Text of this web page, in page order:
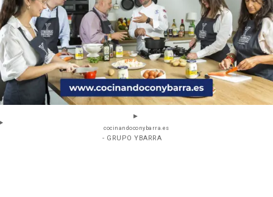
cocinandoconybarra.es
- GRUPO YBARRA